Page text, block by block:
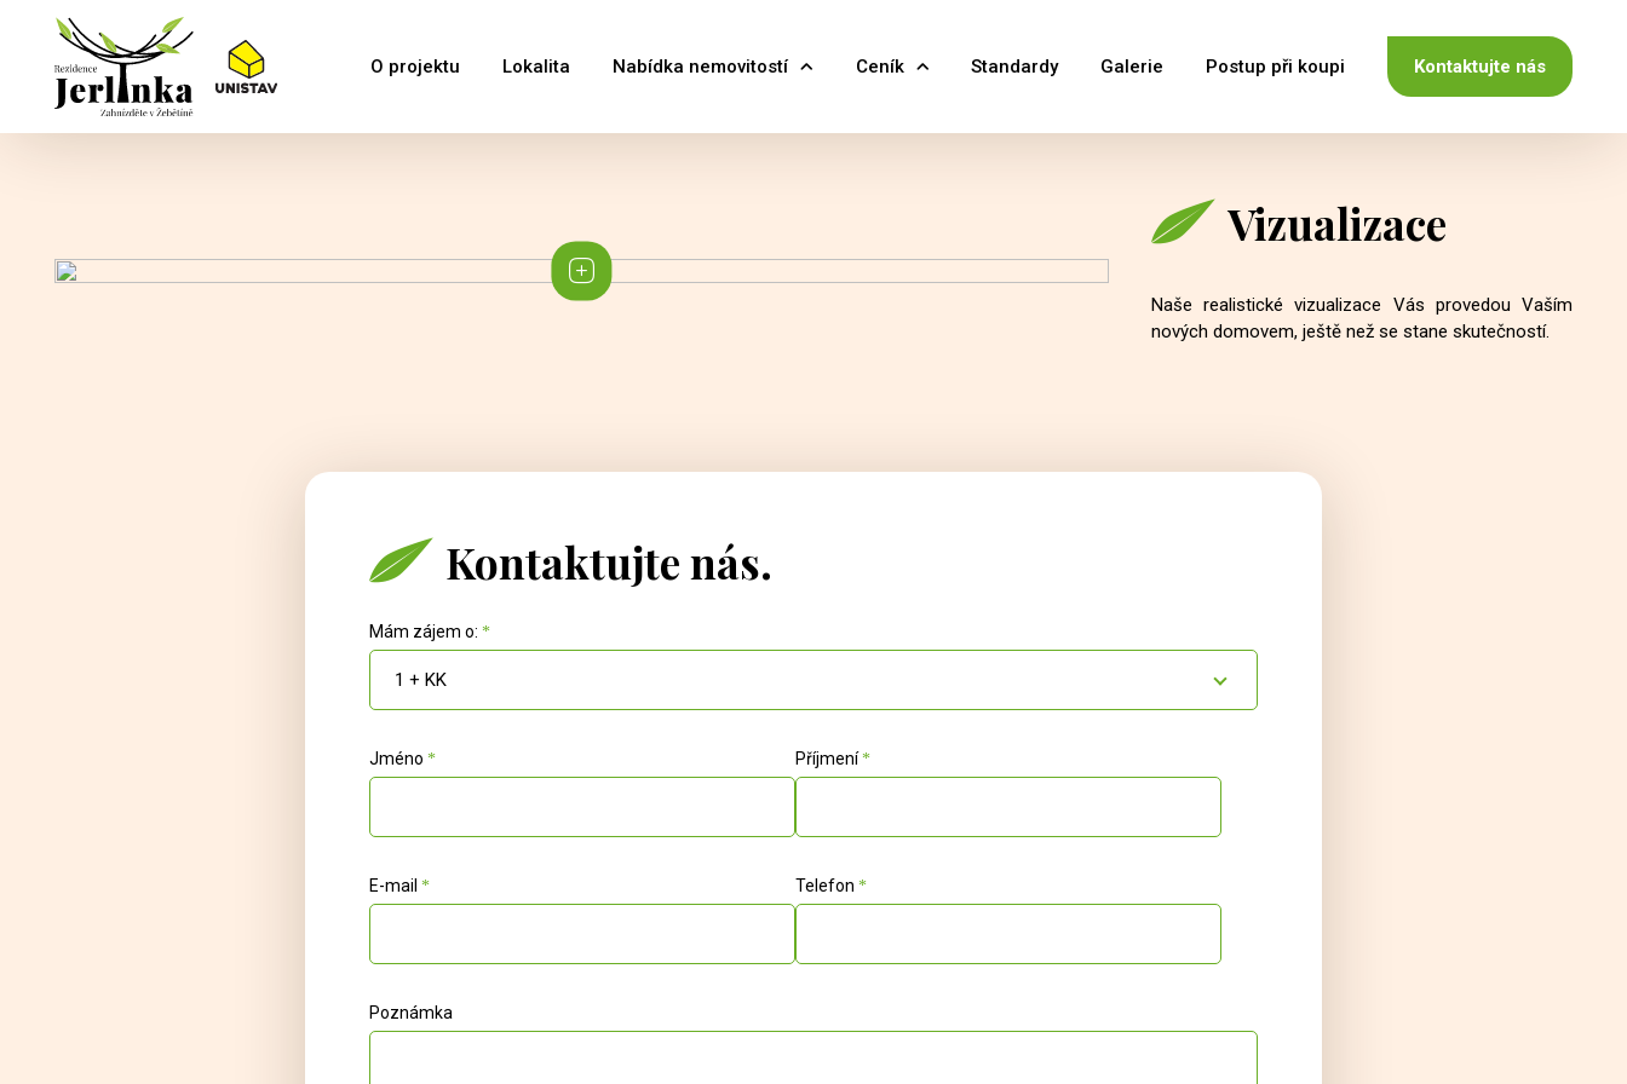
O projektu Lokalita Nabídka nemovitostí Ceník Standardy Galerie Postup při koupi Kontaktujte nás
Vizualizace
Naše realistické vizualizace Vás provedou Vaším
nových domovem, ještě než se stane skutečností.
Kontaktujte nás.
Mám zájem o:
1 + KK
Jméno Příjmení
E-mail Telefon
Poznámka